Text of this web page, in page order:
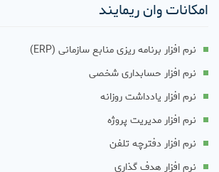
امکانات وان ریمایند
نرم افزار برنامه ریزی منابع سازمانی (ERP)
نرم افزار حسابداری شخصی
نرم افزار یادداشت روزانه
نرم افزار مدیریت پروژه
نرم افزار دفترچه تلفن
نرم افزار هدف گذاری